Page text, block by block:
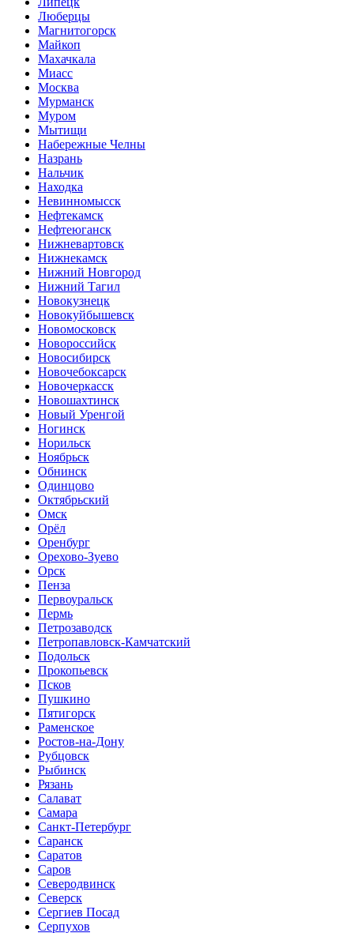
Люберцы
Магнитогорск
Майкоп
Махачкала
Миасс
Москва
Мурманск
Муром
Мытищи
Набережные Челны
Назрань
Нальчик
Находка
Невинномысск
Нефтекамск
Нефтеюганск
Нижневартовск
Нижнекамск
Нижний Новгород
Нижний Тагил
Новокузнецк
Новокуйбышевск
Новомосковск
Новороссийск
Новосибирск
Новочебоксарск
Новочеркасск
Новошахтинск
Новый Уренгой
Ногинск
Норильск
Ноябрьск
Обнинск
Одинцово
Октябрьский
Омск
Орёл
Оренбург
Орехово-Зуево
Орск
Пенза
Первоуральск
Пермь
Петрозаводск
Петропавловск-Камчатский
Подольск
Прокопьевск
Псков
Пушкино
Пятигорск
Раменское
Ростов-на-Дону
Рубцовск
Рыбинск
Рязань
Салават
Самара
Санкт-Петербург
Саранск
Саратов
Саров
Северодвинск
Северск
Сергиев Посад
Серпухов